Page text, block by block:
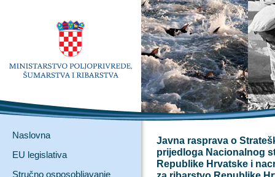
Naslovna
EU legislativa
Stručno osposobljavanje
Javna rasprava o
prijedloga Nacionalnog
Republike Hrvatske i